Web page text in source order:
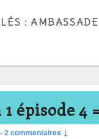
:
épisode 4
2 commentaires ↓